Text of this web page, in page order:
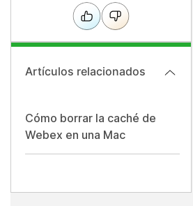
Artículos relacionados
Cómo borrar la caché de
Webex en una Mac